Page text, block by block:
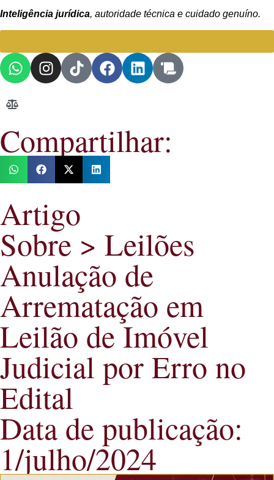
Inteligência jurídica, autoridade técnica e cuidado genuíno.
Compartilhar:
Artigo
Sobre > Leilões
Anulação de
Arrematação em
Leilão de Imóvel
Judicial por Erro no
Edital
Data de publicação:
1/julho/2024